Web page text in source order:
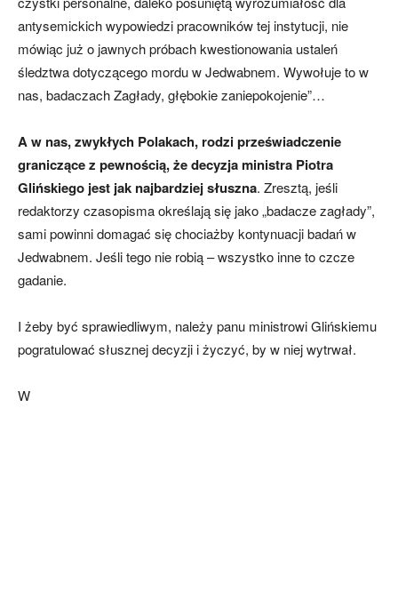
antysemickich wypowiedzi pracowników tej instytucji, nie
mówiąc już o jawnych próbach kwestionowania ustaleń
śledztwa dotyczącego mordu w Jedwabnem. Wywołuje to w
nas, badaczach Zagłady, głębokie zaniepokojenie”…
A w nas, zwykłych Polakach, rodzi przeświadczenie
graniczące z pewnością, że decyzja ministra Piotra
Glińskiego jest jak najbardziej słuszna. Zresztą, jeśli
redaktorzy czasopisma określają się jako „badacze zagłady”,
sami powinni domagać się chociażby kontynuacji badań w
Jedwabnem. Jeśli tego nie robią – wszystko inne to czcze
gadanie.
I żeby być sprawiedliwym, należy panu ministrowi Glińskiemu
pogratulować słusznej decyzji i życzyć, by w niej wytrwał.
W